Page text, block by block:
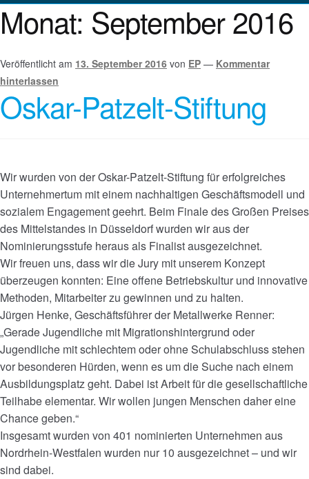
Monat: September 2016
Veröffentlicht am 13. September 2016 von EP — Kommentar
hinterlassen
Oskar-Patzelt-Stiftung
Wir wurden von der Oskar-Patzelt-Stiftung für erfolgreiches
Unternehmertum mit einem nachhaltigen Geschäftsmodell und
sozialem Engagement geehrt. Beim Finale des Großen Preises
des Mittelstandes in Düsseldorf wurden wir aus der
Nominierungsstufe heraus als Finalist ausgezeichnet.
Wir freuen uns, dass wir die Jury mit unserem Konzept
überzeugen konnten: Eine offene Betriebskultur und innovative
Methoden, Mitarbeiter zu gewinnen und zu halten.
Jürgen Henke, Geschäftsführer der Metallwerke Renner:
„Gerade Jugendliche mit Migrationshintergrund oder
Jugendliche mit schlechtem oder ohne Schulabschluss stehen
vor besonderen Hürden, wenn es um die Suche nach einem
Ausbildungsplatz geht. Dabei ist Arbeit für die gesellschaftliche
Teilhabe elementar. Wir wollen jungen Menschen daher eine
Chance geben.“
Insgesamt wurden von 401 nominierten Unternehmen aus
Nordrhein-Westfalen wurden nur 10 ausgezeichnet – und wir
sind dabei.